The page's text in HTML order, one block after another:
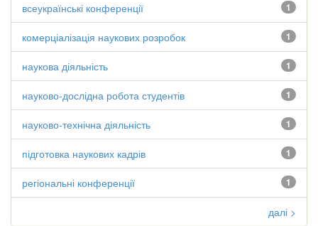
1
всеукраїнські конференції
1
комерціалізація наукових розробок
1
наукова діяльність
1
науково-дослідна робота студентів
1
науково-технічна діяльність
1
підготовка наукових кадрів
1
регіональні конференції
далі >